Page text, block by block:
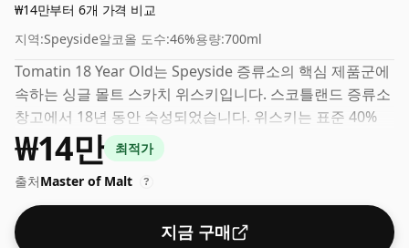
₩14만부터 6개 가격 비교
지역:Speyside알코올 도수:46%용량:700ml
Tomatin 18 Year Old는 Speyside 증류소의 핵심 제품군에
속하는 싱글 몰트 스카치 위스키입니다. 스코틀랜드 증류소
창고에서 18년 동안 숙성되었습니다. 위스키는 표준 40%
수준에서 한 단계 높은 46%의 적절한 ABV로 병입되며 사실
상 70cl의 병 크기로 배송됩니다.
₩14만
최적가
출처Master of Malt ?
지금 구매